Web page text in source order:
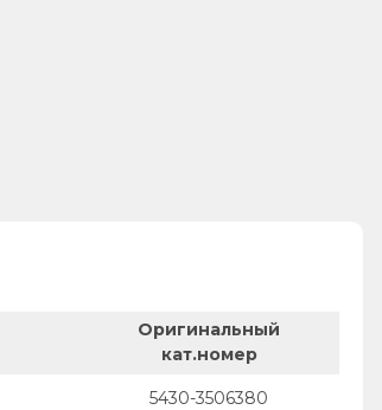
Оригинальный
кат.номер
5430-3506380